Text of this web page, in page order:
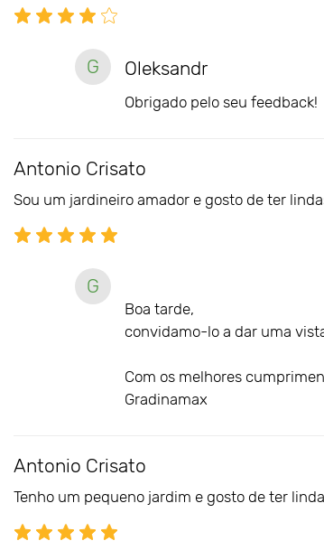
G Oleksandr
Obrigado pelo seu feedback!
Antonio Crisato
Sou um jardineiro amador e gosto de ter
G
Boa tarde,
convidamo-lo a dar uma
Com os melhores
Gradinamax
Antonio Crisato
Tenho um pequeno jardim e gosto de ter